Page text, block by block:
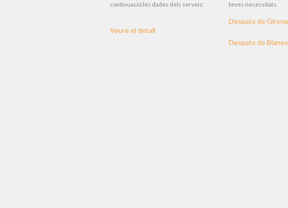
continuació les dades dels serveis:
Veure el detall
teves necessitats.
Despatx de Girona
Despatx de Blanes